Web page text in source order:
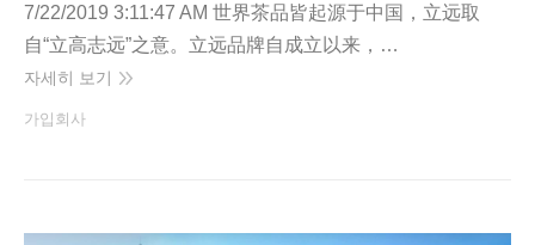
7/22/2019 3:11:47 AM 世界茶品皆起源于中国，立远取
自“立高志远”之意。立远品牌自成立以来，…
자세히 보기
가입회사